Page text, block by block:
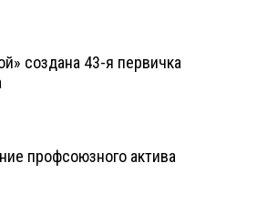
создана 43-я первичка
профсоюзного актива